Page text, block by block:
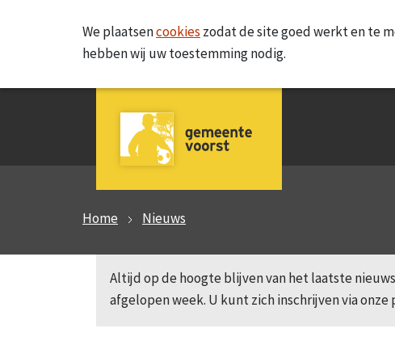
We plaatsencookies zodat de site goed werkt en te
hebben wij uw toestemming nodig.
Home Nieuws
Altijd op de hoogte blijven van het laatste
afgelopen week. U kunt zich inschrijven via onze